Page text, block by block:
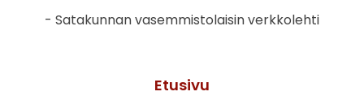
- Satakunnan vasemmistolaisin verkkolehti
Etusivu